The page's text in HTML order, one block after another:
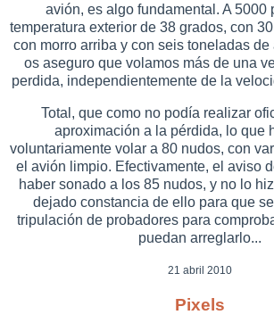
avión, es algo fundamental. A 5000
temperatura exterior de 38 grados, con
con morro arriba y con seis toneladas
os aseguro que volamos más de una
perdida, independientemente de la
Total, que como no podía realizar
aproximación a la pérdida, lo que
voluntariamente volar a 80 nudos, con
el avión limpio. Efectivamente, el aviso
haber sonado a los 85 nudos, y no lo
dejado constancia de ello para que
tripulación de probadores para
puedan arreglarlo...
21 abril 2010
Pixels